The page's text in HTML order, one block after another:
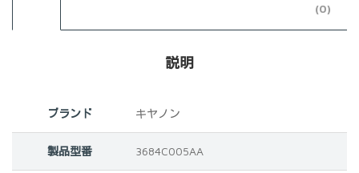
(0)
説明
ブランド ‎キヤノン
製品型番 ‎3684C005AA